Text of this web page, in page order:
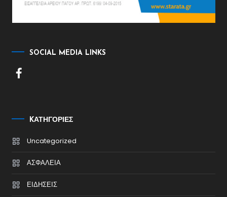
SOCIAL MEDIA LINKS
KΑΤΗΓΟΡΊΕΣ
Uncategorized
ΑΣΦΑΛΕΙΑ
ΕΙΔΗΣΕΙΣ